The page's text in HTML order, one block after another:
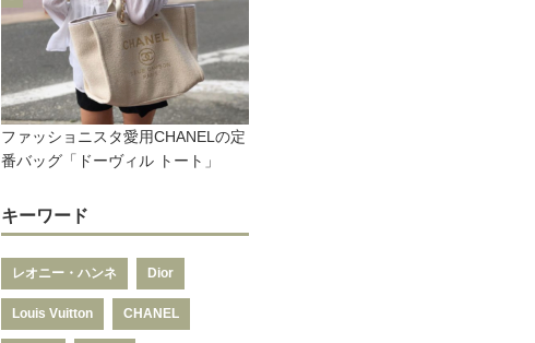
ファッショニスタ愛用CHANELの定
番バッグ「ドーヴィル トート」
キーワード
レオニー・ハンネ Dior
Louis Vuitton CHANEL